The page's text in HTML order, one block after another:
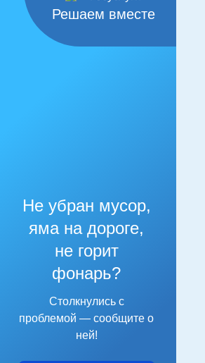
Решаем вместе
Не убран мусор,
яма на дороге,
не горит
фонарь?
Столкнулись с
проблемой — сообщите о
ней!